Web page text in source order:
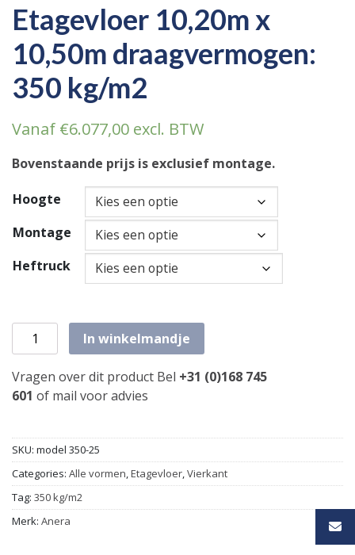
Etagevloer 10,20m x
10,50m draagvermogen:
350 kg/m2
Vanaf €6.077,00 excl. BTW
Bovenstaande prijs is exclusief montage.
Hoogte
Montage
Heftruck
Etagevloer 10,20m x 10,50m draagvermogen: 350 kg/m2
In winkelmandje
Vragen over dit product Bel +31 (0)168 745
601 of mail voor advies
SKU: model 350-25
Categories: Alle vormen,Etagevloer,Vierkant
Tag: 350 kg/m2
Merk: Anera